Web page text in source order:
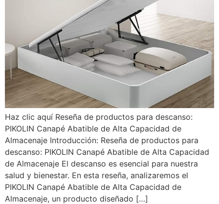
Haz clic aquí Reseña de productos para descanso:
PIKOLIN Canapé Abatible de Alta Capacidad de
Almacenaje Introducción: Reseña de productos para
descanso: PIKOLIN Canapé Abatible de Alta Capacidad
de Almacenaje El descanso es esencial para nuestra
salud y bienestar. En esta reseña, analizaremos el
PIKOLIN Canapé Abatible de Alta Capacidad de
Almacenaje, un producto diseñado […]